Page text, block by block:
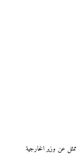
عن وزير الخارجية